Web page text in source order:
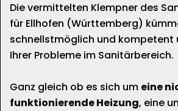
Die vermittelten Klempner des
für Ellhofen (Württemberg)
schnellstmöglich und kompetent
Ihrer Probleme im Sanitärbereich.
Ganz gleich ob es sich um eine
funktionierende Heizung, eine